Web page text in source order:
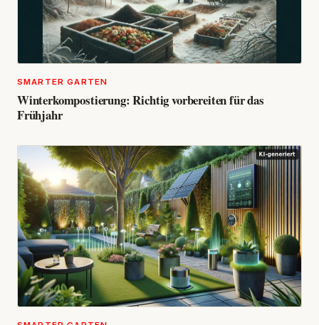
SMARTER GARTEN
Winterkompostierung: Richtig vorbereiten für das
Frühjahr